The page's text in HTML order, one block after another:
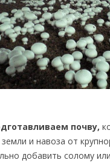
почву,
и навоза от
добавить солому